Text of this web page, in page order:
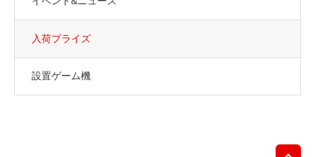
入荷プライズ
設置ゲーム機